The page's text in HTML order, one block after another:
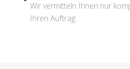
Wir vermitteln Ihnen nur
Ihren Auftrag.